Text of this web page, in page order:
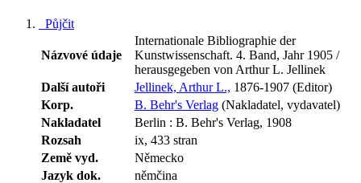
Půjčit
Názvové údaje
Internationale Bibliographie der
Kunstwissenschaft. 4. Band, Jahr 1905 /
herausgegeben von Arthur L. Jellinek
Další autoři
Jellinek, Arthur L., 1876-1907 (Editor)
Korp.
B. Behr's Verlag (Nakladatel, vydavatel)
Nakladatel
Berlin : B. Behr's Verlag, 1908
Rozsah
ix, 433 stran
Země vyd.
Německo
Jazyk dok.
němčina